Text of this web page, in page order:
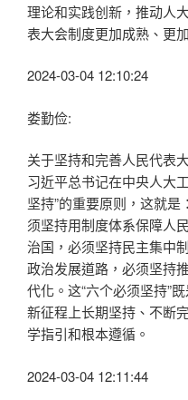
理论和实践创新，推动人
表大会制度更加成熟、更
2024-03-04 12:10:24
娄勤俭:
关于坚持和完善人民代表
习近平总书记在中央人大
坚持”的重要原则，这就
须坚持用制度体系保障人
治国，必须坚持民主集中
政治发展道路，必须坚持
代化。这“六个必须坚持”
新征程上长期坚持、不断
学指引和根本遵循。
2024-03-04 12:11:44